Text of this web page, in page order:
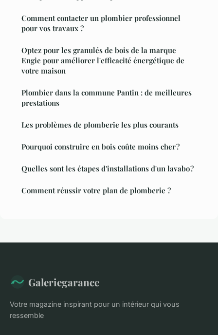
Comment contacter un plombier professionnel
pour vos travaux ?
Optez pour les granulés de bois de la marque
Engie pour améliorer l'efficacité énergétique de
votre maison
Plombier dans la commune Pantin : de meilleures
prestations
Les problèmes de plomberie les plus courants
Pourquoi construire en bois coûte moins cher ?
Quelles sont les étapes d'installations d'un lavabo ?
Comment réussir votre plan de plomberie ?
Galeriegarance
Votre magazine inspirant pour un intérieur qui vous
ressemble